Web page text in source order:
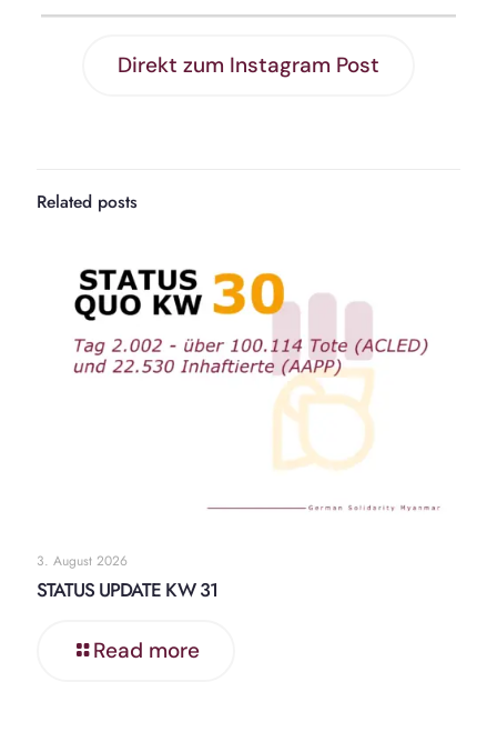
Direkt zum Instagram Post
Related posts
3. August 2026
STATUS UPDATE KW 31
Read more